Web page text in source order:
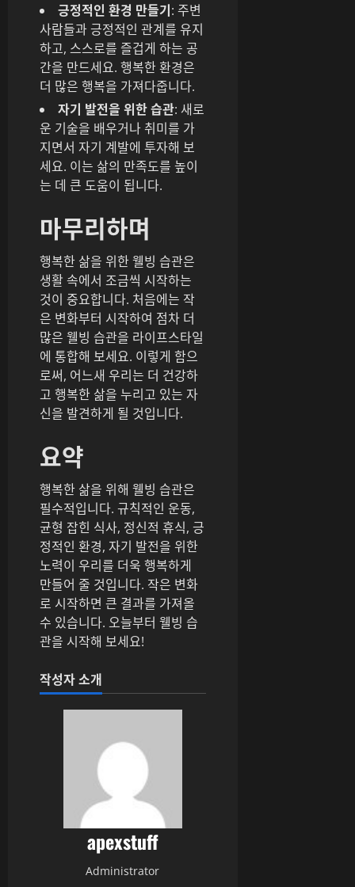
긍정적인 환경 만들기: 주변
사람들과 긍정적인 관계를 유지
하고, 스스로를 즐겁게 하는 공
간을 만드세요. 행복한 환경은
더 많은 행복을 가져다줍니다.
자기 발전을 위한 습관: 새로
운 기술을 배우거나 취미를 가
지면서 자기 계발에 투자해 보
세요. 이는 삶의 만족도를 높이
는 데 큰 도움이 됩니다.
마무리하며
행복한 삶을 위한 웰빙 습관은
생활 속에서 조금씩 시작하는
것이 중요합니다. 처음에는 작
은 변화부터 시작하여 점차 더
많은 웰빙 습관을 라이프스타일
에 통합해 보세요. 이렇게 함으
로써, 어느새 우리는 더 건강하
고 행복한 삶을 누리고 있는 자
신을 발견하게 될 것입니다.
요약
행복한 삶을 위해 웰빙 습관은
필수적입니다. 규칙적인 운동,
균형 잡힌 식사, 정신적 휴식, 긍
정적인 환경, 자기 발전을 위한
노력이 우리를 더욱 행복하게
만들어 줄 것입니다. 작은 변화
로 시작하면 큰 결과를 가져올
수 있습니다. 오늘부터 웰빙 습
관을 시작해 보세요!
작성자 소개
apexstuff
Administrator